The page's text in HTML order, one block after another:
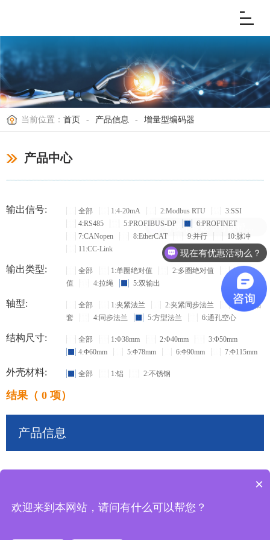
当前位置： 首页 - 产品信息 - 增量型编码器
产品中心
输出信号: 全部 1:4-20mA 2:Modbus RTU
3:SSI
4:RS485
5:PROFIBUS-DP
6:PROFINET
7:CANopen
8:EtherCAT 9:并行
10:脉冲
11:CC-Link
输出类型: 全部 1:单圈绝对值 2:多圈绝对值
3:增量
值
4:拉绳 5:双输出
轴型: 全部 1:夹紧法兰 2:夹紧同步法兰
3:盲孔轴
套
4:同步法兰 5:方型法兰 6:通孔空心
结构尺寸: 全部 1:Φ38mm 2:Φ40mm
3:Φ50mm
4:Φ60mm
5:Φ78mm 6:Φ90mm 7:Φ115mm
外壳材料: 全部 1:铝 2:不锈钢
结果（ 0 项）
产品信息
现在有优惠活动么？
×
欢迎来到本网站，请问有什么可以帮您？